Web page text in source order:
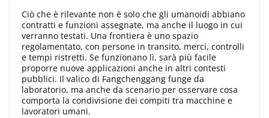
Ciò che è rilevante non è solo che gli umanoidi abbiano
contratti e funzioni assegnate, ma anche il luogo in cui
verranno testati. Una frontiera è uno spazio
regolamentato, con persone in transito, merci, controlli
e tempi ristretti. Se funzionano lì, sarà più facile
proporre nuove applicazioni anche in altri contesti
pubblici. Il valico di Fangchenggang funge da
laboratorio, ma anche da scenario per osservare cosa
comporta la condivisione dei compiti tra macchine e
lavoratori umani.